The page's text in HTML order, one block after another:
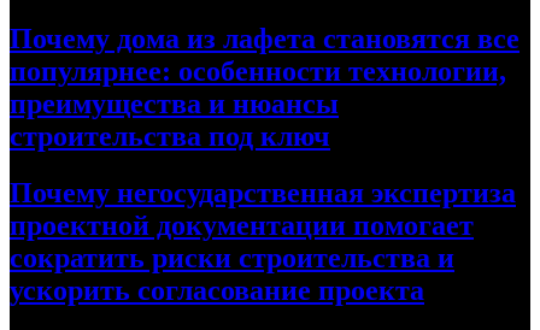
Почему дома из лафета становятся все
популярнее: особенности технологии,
преимущества и нюансы
строительства под ключ
Почему негосударственная экспертиза
проектной документации помогает
сократить риски строительства и
ускорить согласование проекта